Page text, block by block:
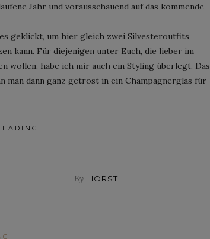
Jahr und vorausschauend auf das kommende
geklickt, um hier gleich zwei Silvesteroutfits
kann. Für diejenigen unter Euch, die lieber im
wollen, habe ich mir auch ein Styling überlegt. Das
man dann ganz getrost in ein Champagnerglas für
By HORST